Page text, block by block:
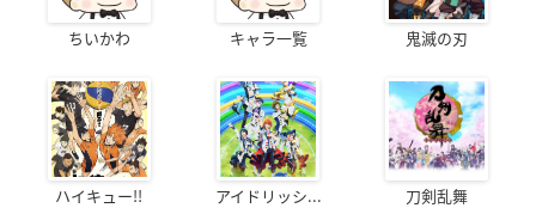
ちいかわ キャラ一覧 鬼滅の刃
ハイキュー!! アイドリッシ... 刀剣乱舞